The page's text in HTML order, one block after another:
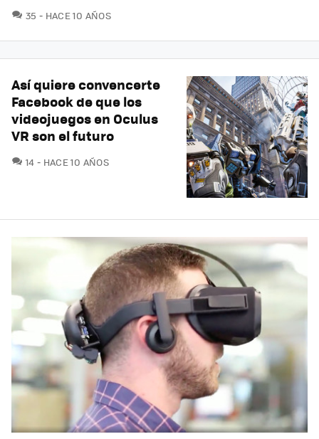
35 COMENTARIOS
HACE 10 AÑOS
Así quiere convencerte
Facebook de que los
videojuegos en Oculus
VR son el futuro
14 COMENTARIOS
HACE 10 AÑOS